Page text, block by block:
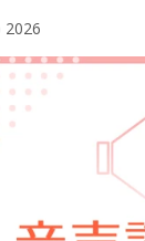
2026